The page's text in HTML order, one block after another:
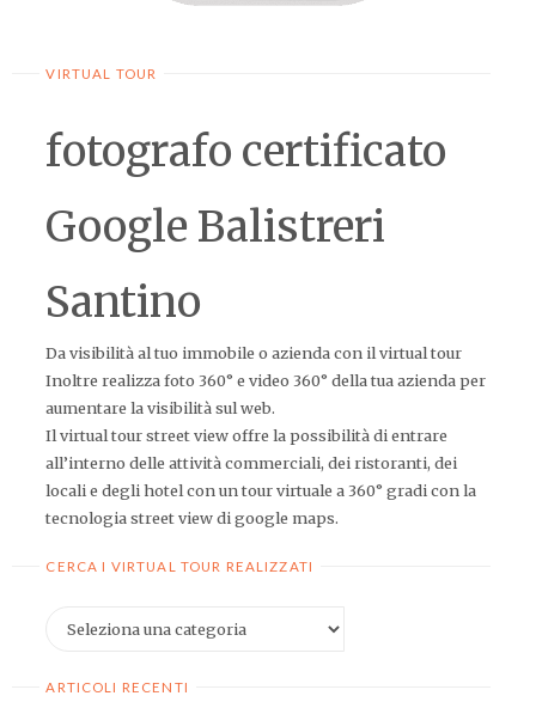
VIRTUAL TOUR
fotografo certificato
Google Balistreri
Santino
Da visibilità al tuo immobile o azienda con il virtual tour
Inoltre realizza foto 360° e video 360° della tua azienda per
aumentare la visibilità sul web.
Il virtual tour street view offre la possibilità di entrare
all’interno delle attività commerciali, dei ristoranti, dei
locali e degli hotel con un tour virtuale a 360° gradi con la
tecnologia street view di google maps.
CERCA I VIRTUAL TOUR REALIZZATI
Cerca
ARTICOLI RECENTI